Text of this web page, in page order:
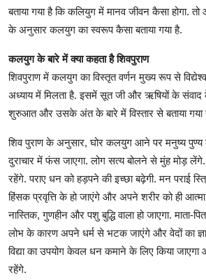
बताया गया है कि कलियुग में मानव जीवन कैसा होगा.
के अनुसार कलयुग का स्वरूप कैसा बताया गया है.
कलयुग के बारे में क्या कहता है शिवपुराण
शिवपुराण में कलयुग का विस्तृत वर्णन मुख्य रूप से
अध्याय में मिलता है. इसमें सूत जी और ऋषियों के
शुरुआत और उसके अंत के बारे में विस्तार से बताया गया
शिव पुराण के अनुसार, घोर कलयुग आने पर मनुष्य पुण्य
दुराचार में फंस जाएगा. लोग सत्य बोलने से मुंह मोड़
रहेंगे. पराए धन को हड़पने की इच्छा बढ़ेगी. मन पराई
हिंसक प्रवृत्ति के हो जाएंगे और अपने शरीर को ही
नास्तिक, गुणहीन और पशु बुद्धि वाला हो जाएगा. माता-
लोभ के कारण अपने धर्म से भटक जाएंगे और वेदों का
विद्या का उपयोग केवल धन कमाने के लिए किया
रहेंगे.